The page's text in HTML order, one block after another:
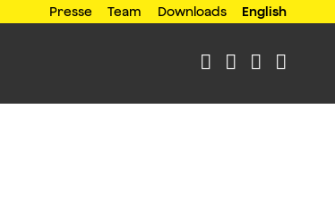
Presse Team Downloads English
   